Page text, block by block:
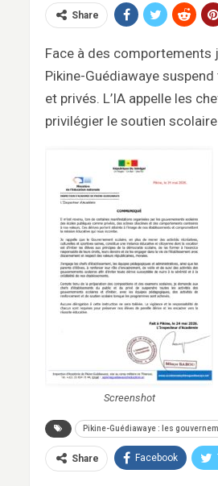
Share
Face à des comportements
Pikine-Guédiawaye
et privés. L’IA appelle les
privilégier le soutien
Screenshot
Pikine-Guédiawaye : les
Share Facebook